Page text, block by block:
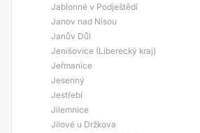
Jablonné v Podještědí
Janov nad Nisou
Janův Důl
Jenišovice (Liberecký kraj)
Jeřmanice
Jesenný
Jestřebí
Jilemnice
Jílové u Držkova